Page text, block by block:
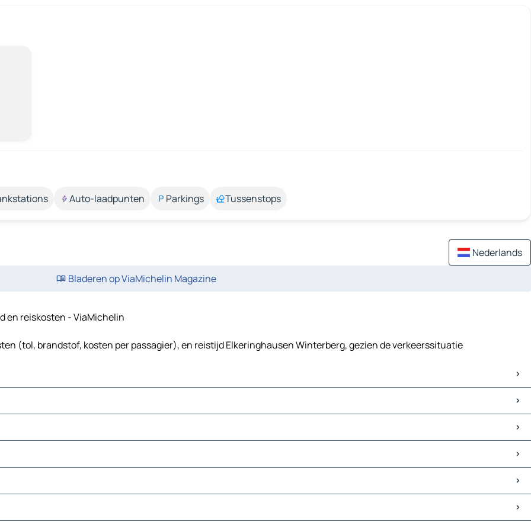
Auto-laadpunten Parkings Tussenstops
Nederlands
Bladeren op ViaMichelin Magazine
en reiskosten - ViaMichelin
(tol, brandstof, kosten per passagier), en reistijd Elkeringhausen Winterberg, gezien de verkeerssituatie